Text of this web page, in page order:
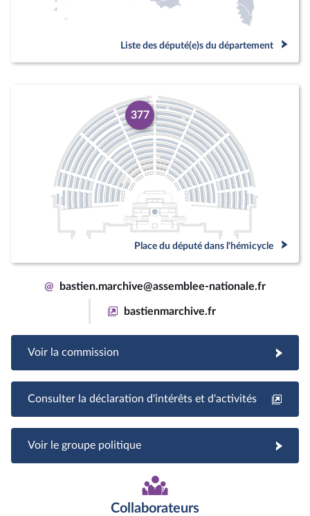
Liste des député(e)s du département
377
Place du député dans l'hémicycle
@ bastien.marchive@assemblee-nationale.fr
bastienmarchive.fr
Voir la commission
Consulter la déclaration d'intérêts et d'activités
Voir le groupe politique
Collaborateurs